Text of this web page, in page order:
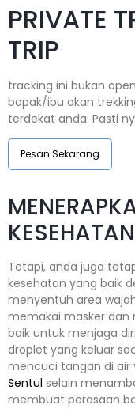
PRIVATE
TRIP
tracking ini bukan
bapak/ibu akan
terdekat anda. Pasti
Pesan Sekarang
KESEHATAN
Tetapi, anda juga
kesehatan yang baik
menyentuh area
memakai masker dan
baik untuk menjaga
droplet yang keluar
mencuci tangan di air
Sentul selain
membuat perasaan